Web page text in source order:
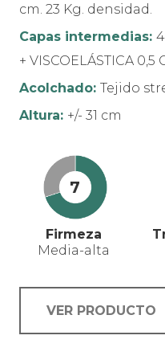
cm. 23 Kg. densidad.
Capas intermedias:
+ VISCOELÁSTICA 0,5
Acolchado: Tejido
Altura: +/- 31 cm
7
Firmeza
Media-alta
VER PRODUCTO